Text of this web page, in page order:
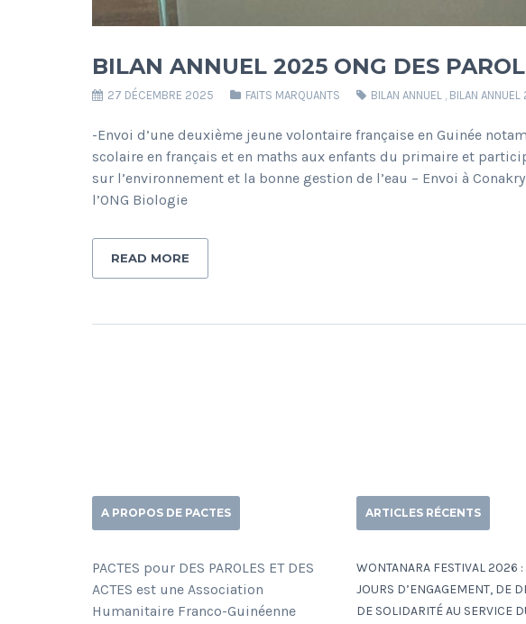
BILAN ANNUEL 2025 ONG DES
27 DÉCEMBRE 2025 FAITS MARQUANTS BILAN ANNUEL BILAN
-Envoi d’une deuxième jeune volontaire française en Guinée
scolaire en français et en maths aux enfants du primaire et
sur l’environnement et la bonne gestion de l’eau – Envoi à
l’ONG Biologie
READ MORE
A PROPOS DE PACTES
PACTES pour DES PAROLES ET DES
ACTES est une Association
Humanitaire Franco-Guinéenne
ARTICLES RÉCENTS
WONTANARA FESTIVAL 2026 :
JOURS D’ENGAGEMENT, DE
DE SOLIDARITÉ AU SERVICE